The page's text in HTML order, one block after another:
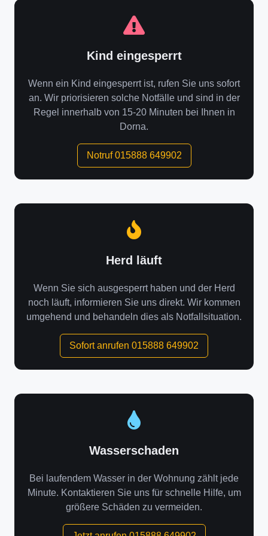
Kind eingesperrt
Wenn ein Kind eingesperrt ist, rufen Sie uns sofort
an. Wir priorisieren solche Notfälle und sind in der
Regel innerhalb von 15-20 Minuten bei Ihnen in
Dorna.
Notruf 015888 649902
Herd läuft
Wenn Sie sich ausgesperrt haben und der Herd
noch läuft, informieren Sie uns direkt. Wir kommen
umgehend und behandeln dies als Notfallsituation.
Sofort anrufen 015888 649902
Wasserschaden
Bei laufendem Wasser in der Wohnung zählt jede
Minute. Kontaktieren Sie uns für schnelle Hilfe, um
größere Schäden zu vermeiden.